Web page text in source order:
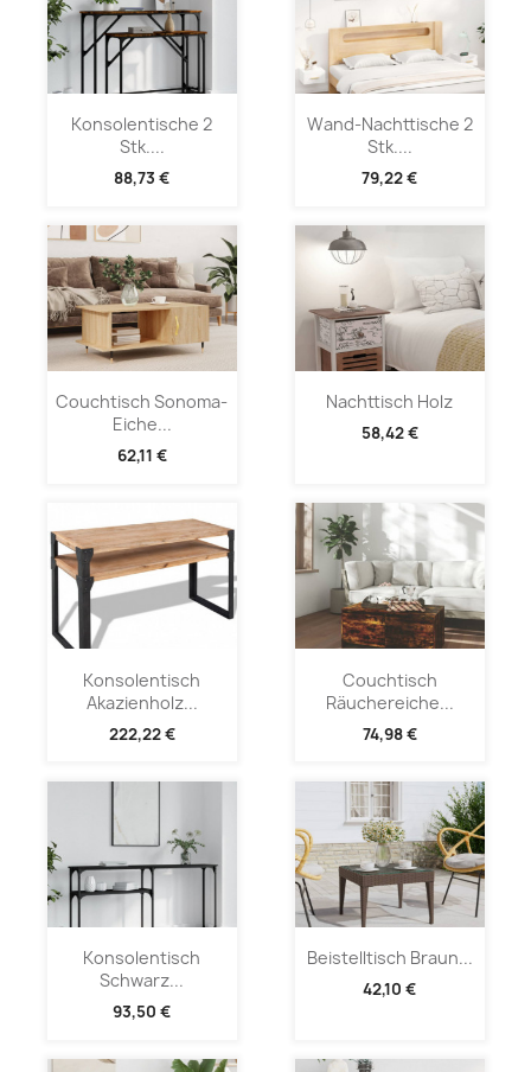
Konsolentische 2
Stk....
88,73 €
Wand-Nachttische 2
Stk....
79,22 €
Couchtisch Sonoma-
Eiche...
62,11 €
Nachttisch Holz
58,42 €
Konsolentisch
Akazienholz...
222,22 €
Couchtisch
Räuchereiche...
74,98 €
Konsolentisch
Schwarz...
93,50 €
Beistelltisch Braun...
42,10 €